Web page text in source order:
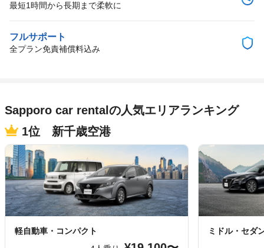
最短1時間から長期まで柔軟に
フルサポート
全プラン免責補償料込み
Sapporo car rentalの人気エリアランキング
1位 新千歳空港
軽自動車・コンパクト
ミドル・セダ